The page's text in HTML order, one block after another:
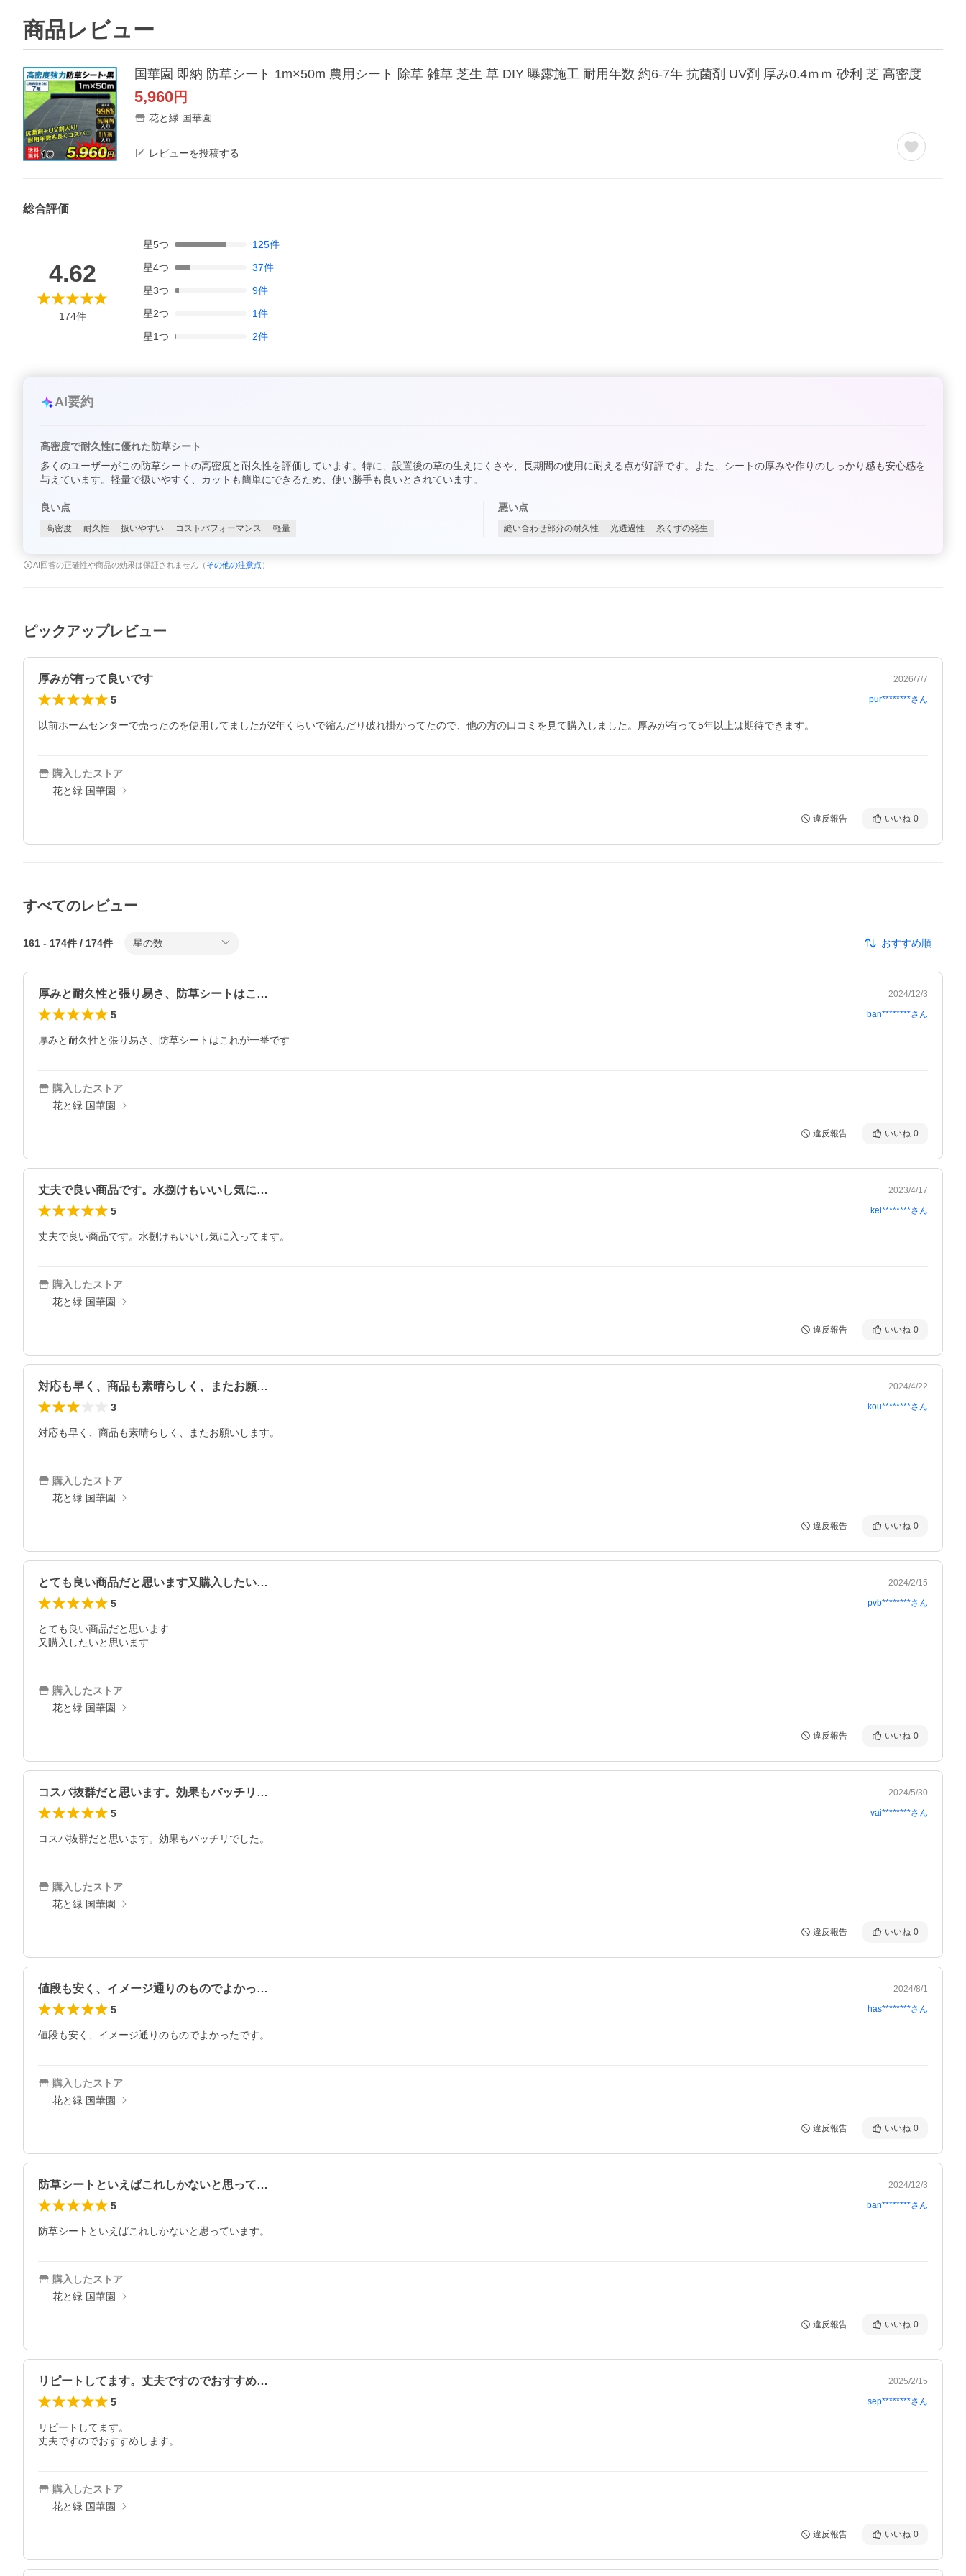
商品レビュー
5,960円
花と緑 国華園
レビューを投稿する
総合評価
4.62
174件
星5つ 125件
星4つ 37件
星3つ 9件
星2つ 1件
星1つ 2件
AI要約
高密度で耐久性に優れた防草シート
多くのユーザーがこの防草シートの高密度と耐久性を評価しています。特に、設置後の草の生えにくさや、長期間の使用に耐える点が好評です。また、シートの厚みや作りのしっかり感も安心感を
与えています。軽量で扱いやすく、カットも簡単にできるため、使い勝手も良いとされています。
良い点
高密度 耐久性 扱いやすい コストパフォーマンス 軽量
悪い点
縫い合わせ部分の耐久性 光透過性 糸くずの発生
AI回答の正確性や商品の効果は保証されません（ その他の注意点 ）
ピックアップレビュー
厚みが有って良いです 2026/7/7
5 pur********さん
以前ホームセンターで売ったのを使用してましたが2年くらいで縮んだり破れ掛かってたので、他の方の口コミを見て購入しました。厚みが有って5年以上は期待できます。
購入したストア
花と緑 国華園
違反報告 いいね 0
すべてのレビュー
161 - 174件 / 174件 星の数 おすすめ順
厚みと耐久性と張り易さ、防草シートはこ… 2024/12/3
5 ban********さん
厚みと耐久性と張り易さ、防草シートはこれが一番です
購入したストア
花と緑 国華園
違反報告 いいね 0
丈夫で良い商品です。水捌けもいいし気に… 2023/4/17
5 kei********さん
丈夫で良い商品です。水捌けもいいし気に入ってます。
購入したストア
花と緑 国華園
違反報告 いいね 0
対応も早く、商品も素晴らしく、またお願… 2024/4/22
3 kou********さん
対応も早く、商品も素晴らしく、またお願いします。
購入したストア
花と緑 国華園
違反報告 いいね 0
とても良い商品だと思います又購入したい… 2024/2/15
5 pvb********さん
とても良い商品だと思います
購入したストア
花と緑 国華園
違反報告 いいね 0
コスパ抜群だと思います。効果もバッチリ… 2024/5/30
5 vai********さん
コスパ抜群だと思います。効果もバッチリでした。
購入したストア
花と緑 国華園
違反報告 いいね 0
値段も安く、イメージ通りのものでよかっ… 2024/8/1
5 has********さん
値段も安く、イメージ通りのものでよかったです。
購入したストア
花と緑 国華園
違反報告 いいね 0
防草シートといえばこれしかないと思って… 2024/12/3
5 ban********さん
購入したストア
花と緑 国華園
違反報告 いいね 0
リピートしてます。丈夫ですのでおすすめ… 2025/2/15
5 sep********さん
リピートしてます。
丈夫ですのでおすすめします。
購入したストア
花と緑 国華園
違反報告 いいね 0